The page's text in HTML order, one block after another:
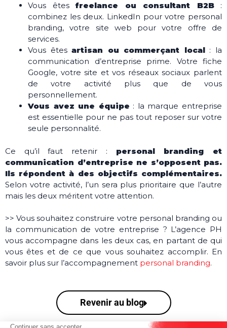
Vous êtesfreelance ou consultant B2B:
combinez les deux. LinkedIn pour votre personal
branding, votre site web pour votre offre de
services.
Vous êtesartisan ou commerçant local: la
communication d’entreprise prime. Votre fiche
Google, votre site et vos réseaux sociaux parlent
de votre activité plus que de vous
personnellement.
Vous avez une équipe : la marque entreprise
est essentielle pour ne pas tout reposer sur votre
seule personnalité.
Ce qu’il faut retenir : personal branding et
communication d’entreprise ne s’opposent pas.
Ils répondent à des objectifs complémentaires.
Selon votre activité, l’un sera plus prioritaire que l’autre
mais les deux méritent votre attention.
>> Vous souhaitez construire votre personal branding ou
la communication de votre entreprise ? L’agence PH
vous accompagne dans les deux cas, en partant de qui
vous êtes et de ce que vous souhaitez accomplir. En
savoir plus sur l’accompagnement personal branding.
Revenir au blog